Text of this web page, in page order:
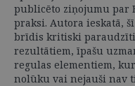
publicēto ziņojumu par
praksi. Autora ieskatā,
brīdis kritiski
rezultātiem, īpašu
regulas elementiem,
nolūku vai nejauši nav